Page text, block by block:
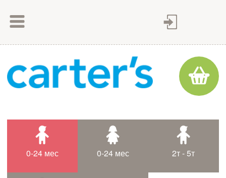
Как оплатить
Доставка товара
Контакты
0-24 мес 0-24 мес 2т - 5т